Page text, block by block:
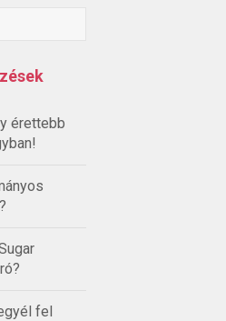
érettebb
fel